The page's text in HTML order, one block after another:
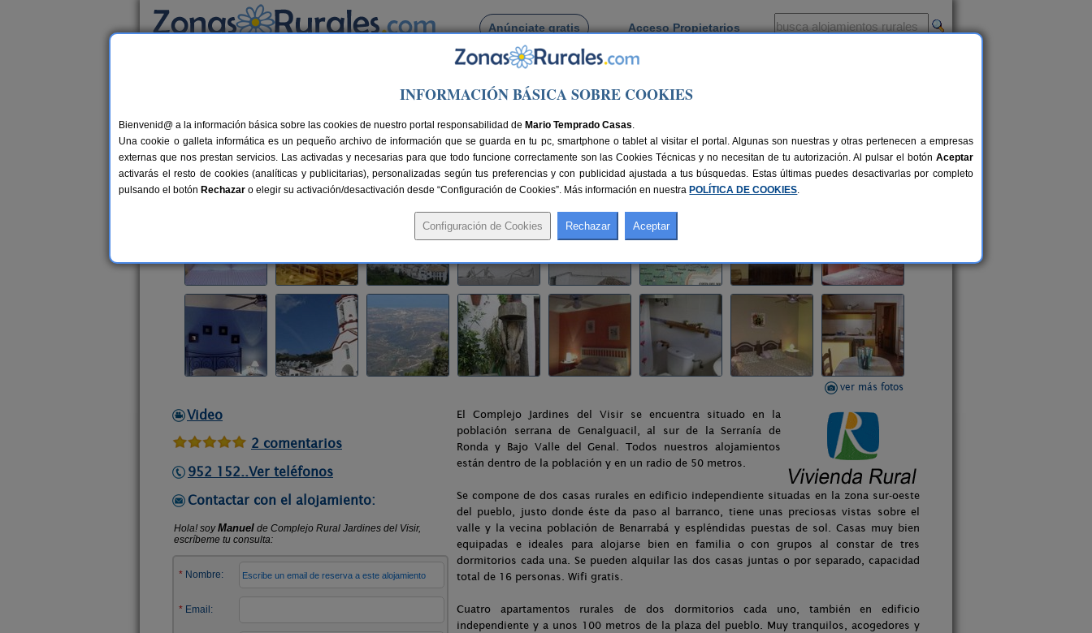
Anúnciate gratis Acceso Propietarios
Busca por pueblo
> Complejo Rural Jardines del Visir
Complejo Rural Jardines del Visir
Complejo Rural en Genalguacil (Málaga)
Alquiler completo y por habitaciones 54 plazas 140 km de Málaga Compartir:
ver más fotos
Video
2 comentarios
952 152..Ver teléfonos
Contactar con el alojamiento:
El Complejo Jardines del Visir se encuentra situado en la
población serrana de Genalguacil, al sur de la Serranía de
Ronda y Bajo Valle del Genal. Todos nuestros alojamientos
están dentro de la población y en un radio de 50 metros.
Se compone de dos casas rurales en edificio independiente situadas en la zona sur-oeste
del pueblo, justo donde éste da paso al barranco, tiene unas preciosas vistas sobre el
valle y la vecina población de Benarrabá y espléndidas puestas de sol. Casas muy bien
equipadas e ideales para alojarse bien en familia o con grupos al constar de tres
dormitorios cada una. Se pueden alquilar las dos casas juntas o por separado, capacidad
total de 16 personas. Wifi gratis.
Cuatro apartamentos rurales de dos dormitorios cada uno, también en edificio
independiente y a unos 100 metros de la plaza del pueblo. Muy tranquilos, acogedores y
INFORMACIÓN BÁSICA SOBRE COOKIES
Bienvenid@ a la información básica sobre las cookies de nuestro portal responsabilidad de Mario Temprado Casas.
Una cookie o galleta informática es un pequeño archivo de información que se guarda en tu pc, smartphone o tablet al visitar el portal. Algunas son nuestras y otras pertenecen a empresas
externas que nos prestan servicios. Las activadas y necesarias para que todo funcione correctamente son las Cookies Técnicas y no necesitan de tu autorización. Al pulsar el botón Aceptar
activarás el resto de cookies (analíticas y publicitarias), personalizadas según tus preferencias y con publicidad ajustada a tus búsquedas. Estas últimas puedes desactivarlas por completo
pulsando el botón Rechazar o elegir su activación/desactivación desde “Configuración de Cookies”. Más información en nuestra POLÍTICA DE COOKIES.